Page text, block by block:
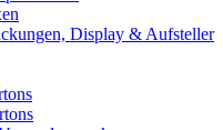
Display & Aufsteller